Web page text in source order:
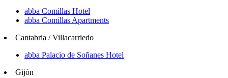
abba Comillas Hotel
abba Comillas Apartments
Cantabria / Villacarriedo
abba Palacio de Soñanes Hotel
Gijón